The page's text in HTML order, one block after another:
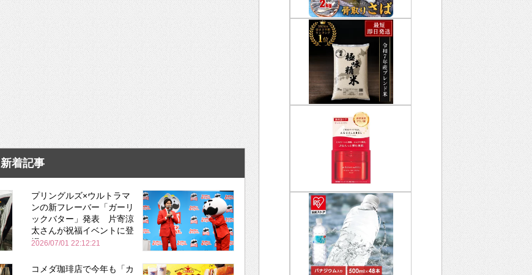
新着記事
プリングルズ×ウルトラマ
ンの新フレーバー「ガーリ
ックバター」発表 片寄涼
太さんが祝福イベントに登
場
2026/07/01 22:12:21
コメダ珈琲店で今年も「カ